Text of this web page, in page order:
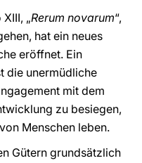
„Rerum novarum“,
hat ein neues
eröffnet. Ein
die unermüdliche
mit dem
zu besiegen,
Menschen leben.
Gütern grundsätzlich